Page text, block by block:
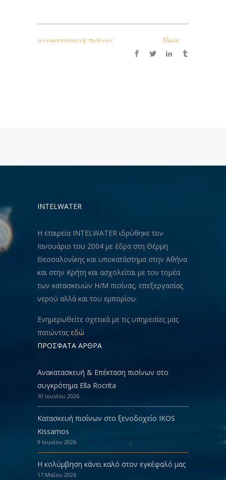
ανακατασκευή πισίνας Share:
INTELWATER
Η εταιρεία INTELWATER ιδρύθηκε τον
Ιανουάριο του 2004 με έδρα στη Θέρμη
Θεσσαλονίκης και υποκατάστημα στην Αθήνα
και στην Κρήτη και ασχολείται με τον τομέα
των κατασκευών Η/Μ πισίνας, επεξεργασίας
νερού αλλά και του εμπορίου.
Ενημερωθείτε σχετικά με τις υπηρεσίες μας
πατώντας εδώ
ΠΡΟΣΦΑΤΑ ΑΡΘΡΑ
Ανακατασκευή & Eπέκταση πισίνων στο
συγκρότημα Ella Rocrita
10 Ιουνίου 2026
Κατασκευή πισίνων στο ξενοδοχείο IKOS
Kissamos
9 Ιουνίου 2026
Η κολύμβηση κάνει καλό στον εγκέφαλό μας
17 Μαΐου 2026